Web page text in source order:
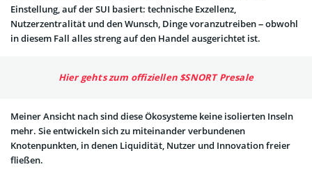
Einstellung, auf der SUI basiert: technische Exzellenz,
Nutzerzentralität und den Wunsch, Dinge voranzutreiben – obwohl
in diesem Fall alles streng auf den Handel ausgerichtet ist.
Hier gehts zum offiziellen $SNORT Presale
Meiner Ansicht nach sind diese Ökosysteme keine isolierten Inseln
mehr. Sie entwickeln sich zu miteinander verbundenen
Knotenpunkten, in denen Liquidität, Nutzer und Innovation freier
fließen.